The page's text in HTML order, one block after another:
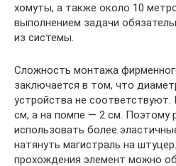
хомуты, а также около 10
выполнением задачи
из системы.
Сложность монтажа
заключается в том, что
устройства не соответствуют.
см, а на помпе — 2 см. Поэтому
использовать более
натянуть магистраль на
прохождения элемент можно